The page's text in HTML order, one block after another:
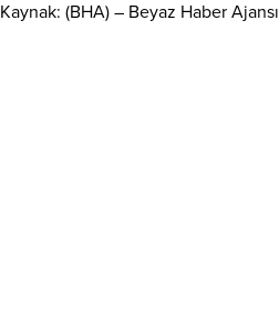
Kaynak: (BHA) – Beyaz Haber Ajansı